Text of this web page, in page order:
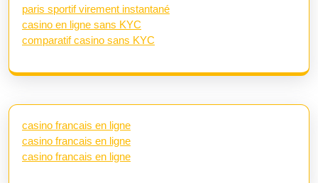
paris sportif virement instantané
casino en ligne sans KYC
comparatif casino sans KYC
casino francais en ligne
casino francais en ligne
casino francais en ligne